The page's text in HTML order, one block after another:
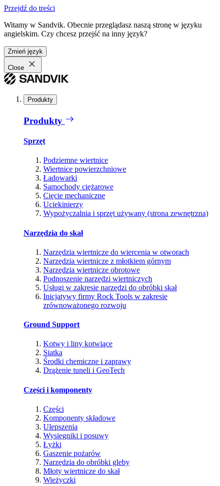
Przejdź do treści
Witamy w Sandvik. Obecnie przeglądasz naszą stronę w języku
angielskim. Czy chcesz przejść na inny język?
Zmień język
Close
Produkty
Produkty
Sprzęt
Podziemne wiertnice
Wiertnice powierzchniowe
Ładowarki
Samochody ciężarowe
Cięcie mechaniczne
Uciekinierzy
Wypożyczalnia i sprzęt używany (strona zewnętrzna)
Narzędzia do skał
Narzędzia wiertnicze do wiercenia w otworach
Narzędzia wiertnicze z młotkiem górnym
Narzędzia wiertnicze obrotowe
Podnoszenie narzędzi wiertniczych
Usługi w zakresie narzędzi do obróbki skał
Inicjatywy firmy Rock Tools w zakresie
zrównoważonego rozwoju
Ground Support
Kotwy i liny kotwiące
Siatka
Środki chemiczne i zaprawy
Drążenie tuneli i GeoTech
Części i komponenty
Części
Komponenty składowe
Ulepszenia
Wysięgniki i posuwy
Łyżki
Gaszenie pożarów
Narzędzia do obróbki gleby
Młoty wiertnicze do skał
Wieżyczki